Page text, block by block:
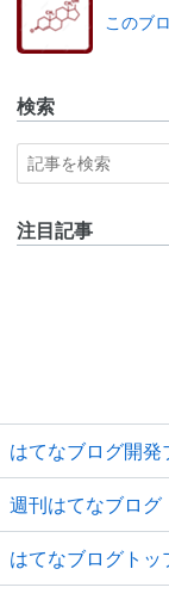
このブ
検索
注目記事
はてなブログ開発
週刊はてなブログ
はてなブログトッ